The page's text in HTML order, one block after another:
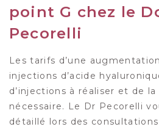
point G chez le
Pecorelli
Les tarifs d’une
injections d’acide
d’injections à réaliser et de
nécessaire. Le Dr Pecorelli
détaillé lors des